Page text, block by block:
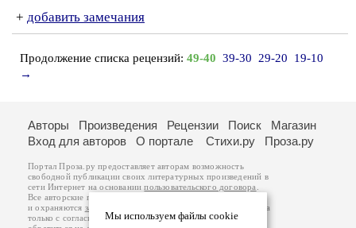
+ добавить замечания
Продолжение списка рецензий: 49-40 39-30 29-20
19-10
→
Мы используем файлы cookie
Авторы Произведения Рецензии Поиск
Магазин
Вход для авторов
О портале Стихи.ру Проза.ру
Портал Проза.ру предоставляет авторам возможность
свободной публикации своих литературных произведений в
сети Интернет на основаниипользовательского договора
Все авторские права на произведения принадлежат авторам
и охраняются законом
. Перепечатка произведений возможна
только с согласия его автора, к которому вы можете